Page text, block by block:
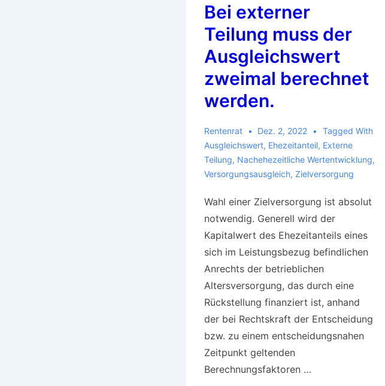
Bei externer
Teilung muss der
Ausgleichswert
zweimal berechnet
werden.
Rentenrat Dez. 2, 2022
Tagged With
Ausgleichswert, Ehezeitanteil, Externe
Teilung, Nachehezeitliche Wertentwicklung,
Versorgungsausgleich, Zielversorgung
Wahl einer Zielversorgung ist absolut
notwendig. Generell wird der
Kapitalwert des Ehezeitanteils eines
sich im Leistungsbezug befindlichen
Anrechts der betrieblichen
Altersversorgung, das durch eine
Rückstellung finanziert ist, anhand
der bei Rechtskraft der Entscheidung
bzw. zu einem entscheidungsnahen
Zeitpunkt geltenden
Berechnungsfaktoren …